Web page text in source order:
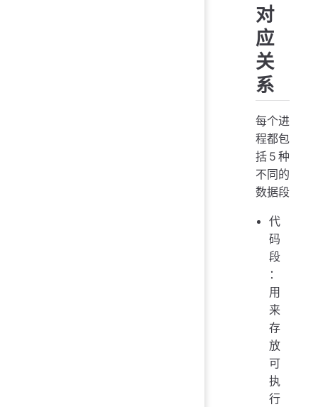
对
应
关
系
每个进
程都包
括5种
不同的
数据段
代
码
段
：
用
来
存
放
可
执
行